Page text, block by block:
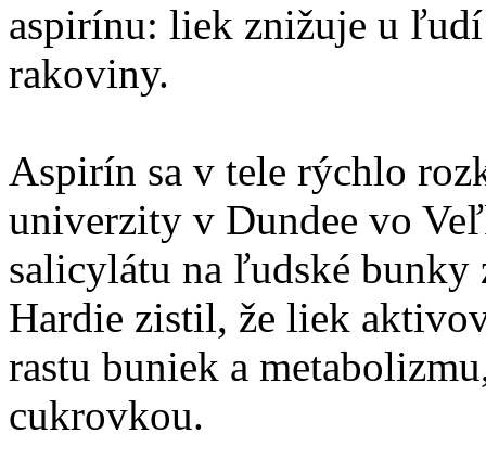
aspirínu: liek znižuje u
rakoviny.
Aspirín sa v tele rýchlo
univerzity v Dundee vo
salicylátu na ľudské bunky
Hardie zistil, že liek
rastu buniek a
cukrovkou.